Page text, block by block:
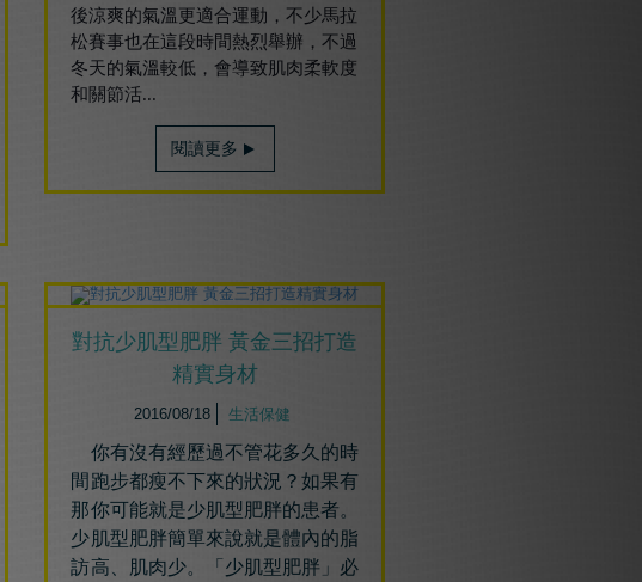
後涼爽的氣溫更適合運動，不少馬拉
松賽事也在這段時間熱烈舉辦，不過
冬天的氣溫較低，會導致肌肉柔軟度
和關節活...
閱讀更多
對抗少肌型肥胖 黃金三招打造
精實身材
2016/08/18 生活保健
你有沒有經歷過不管花多久的時
間跑步都瘦不下來的狀況 ？如果有
那你可能就是少肌型肥胖的患者。
少肌型肥胖簡單來說就是體內的脂
訪高、肌肉少。
「少肌型肥胖」必